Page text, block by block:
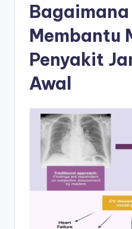
Bagaimana
Membantu
Penyakit
Awal